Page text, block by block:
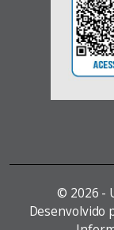
© 2026 -
Desenvolvido